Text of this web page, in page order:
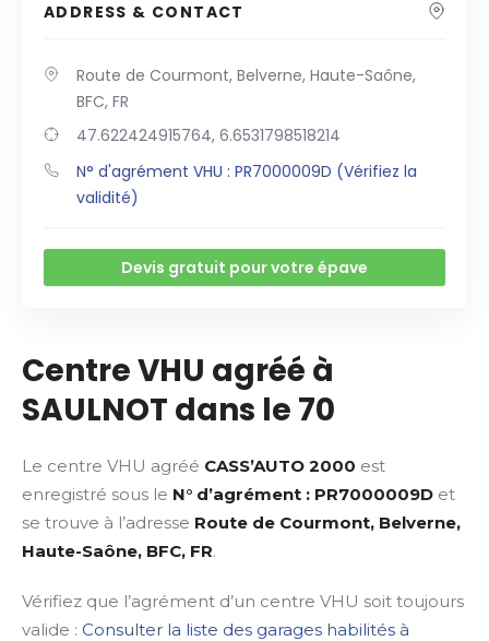
ADDRESS & CONTACT
Route de Courmont, Belverne, Haute-Saône,
BFC, FR
47.622424915764, 6.6531798518214
N° d'agrément VHU : PR7000009D (Vérifiez la
validité)
Devis gratuit pour votre épave
Centre VHU agréé à
SAULNOT dans le 70
Le centre VHU agréé CASS’AUTO 2000 est
enregistré sous le N° d’agrément : PR7000009D et
se trouve à l’adresse Route de Courmont, Belverne,
Haute-Saône, BFC, FR.
Vérifiez que l’agrément d’un centre VHU soit toujours
valide : Consulter la liste des garages habilités à